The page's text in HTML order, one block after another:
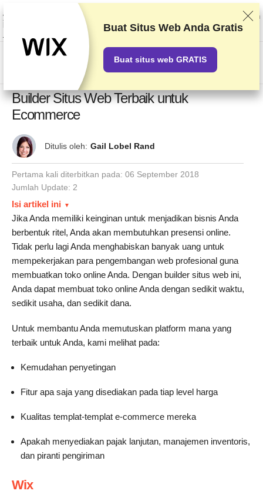
Kami memberi peringkat vendor berdasarkan pengetesan dan penelitian
yang ketat, tetapi juga mempertimbangkan umpan balik Anda dan perjanjian
komersial kami dengan penyedia. Halaman ini berisi tautan afiliasi.
US$
Builder Situs Web Terbaik untuk
Ecommerce
Ditulis oleh: Gail Lobel Rand
Pertama kali diterbitkan pada: 06 September 2018
Jumlah Update: 2
Isi artikel ini
Jika Anda memiliki keinginan untuk menjadikan bisnis Anda
berbentuk ritel, Anda akan membutuhkan presensi online.
Tidak perlu lagi Anda menghabiskan banyak uang untuk
mempekerjakan para pengembangan web profesional guna
membuatkan toko online Anda. Dengan builder situs web ini,
Anda dapat membuat toko online Anda dengan sedikit waktu,
sedikit usaha, dan sedikit dana.
Untuk membantu Anda memutuskan platform mana yang
terbaik untuk Anda, kami melihat pada:
Kemudahan penyetingan
Fitur apa saja yang disediakan pada tiap level harga
Kualitas templat-templat e-commerce mereka
Apakah menyediakan pajak lanjutan, manajemen inventoris,
dan piranti pengiriman
Wix
Buat Situs Web Anda Gratis
Buat situs web GRATIS